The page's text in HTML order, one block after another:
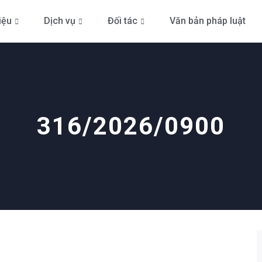
Dịch vụ Đối tác Văn bản pháp luật
316/2026/0900